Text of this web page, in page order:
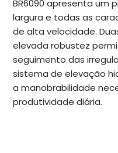
BR6090 apresenta um
largura e todas as
de alta velocidade.
elevada robustez
seguimento das
sistema de elevação
a manobrabilidade
produtividade diária.